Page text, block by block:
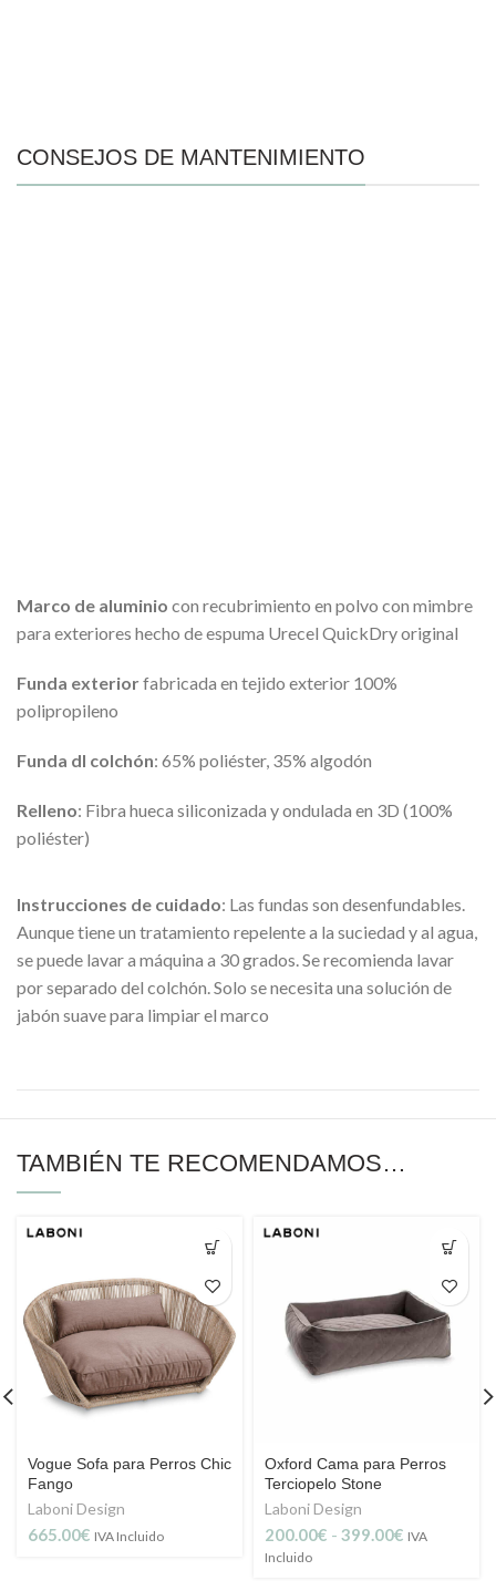
CONSEJOS DE MANTENIMIENTO
Marco de aluminio con recubrimiento en polvo con mimbre
para exteriores hecho de espuma Urecel QuickDry original
Funda exteriorfabricada en tejido exterior 100%
polipropileno
Funda dl colchón: 65% poliéster, 35% algodón
Relleno: Fibra hueca siliconizada y ondulada en 3D (100%
poliéster)
Instrucciones de cuidado: Las fundas son desenfundables.
Aunque tiene un tratamiento repelente a la suciedad y al agua,
se puede lavar a máquina a 30 grados. Se recomienda lavar
por separado del colchón. Solo se necesita una solución de
jabón suave para limpiar el marco
TAMBIÉN TE RECOMENDAMOS…
Vogue Sofa para Perros Chic
Fango
Laboni Design
665.00€ IVA Incluido
Oxford Cama para Perros
Terciopelo Stone
Laboni Design
200.00€ - 399.00€ Rango
IVA
Incluido